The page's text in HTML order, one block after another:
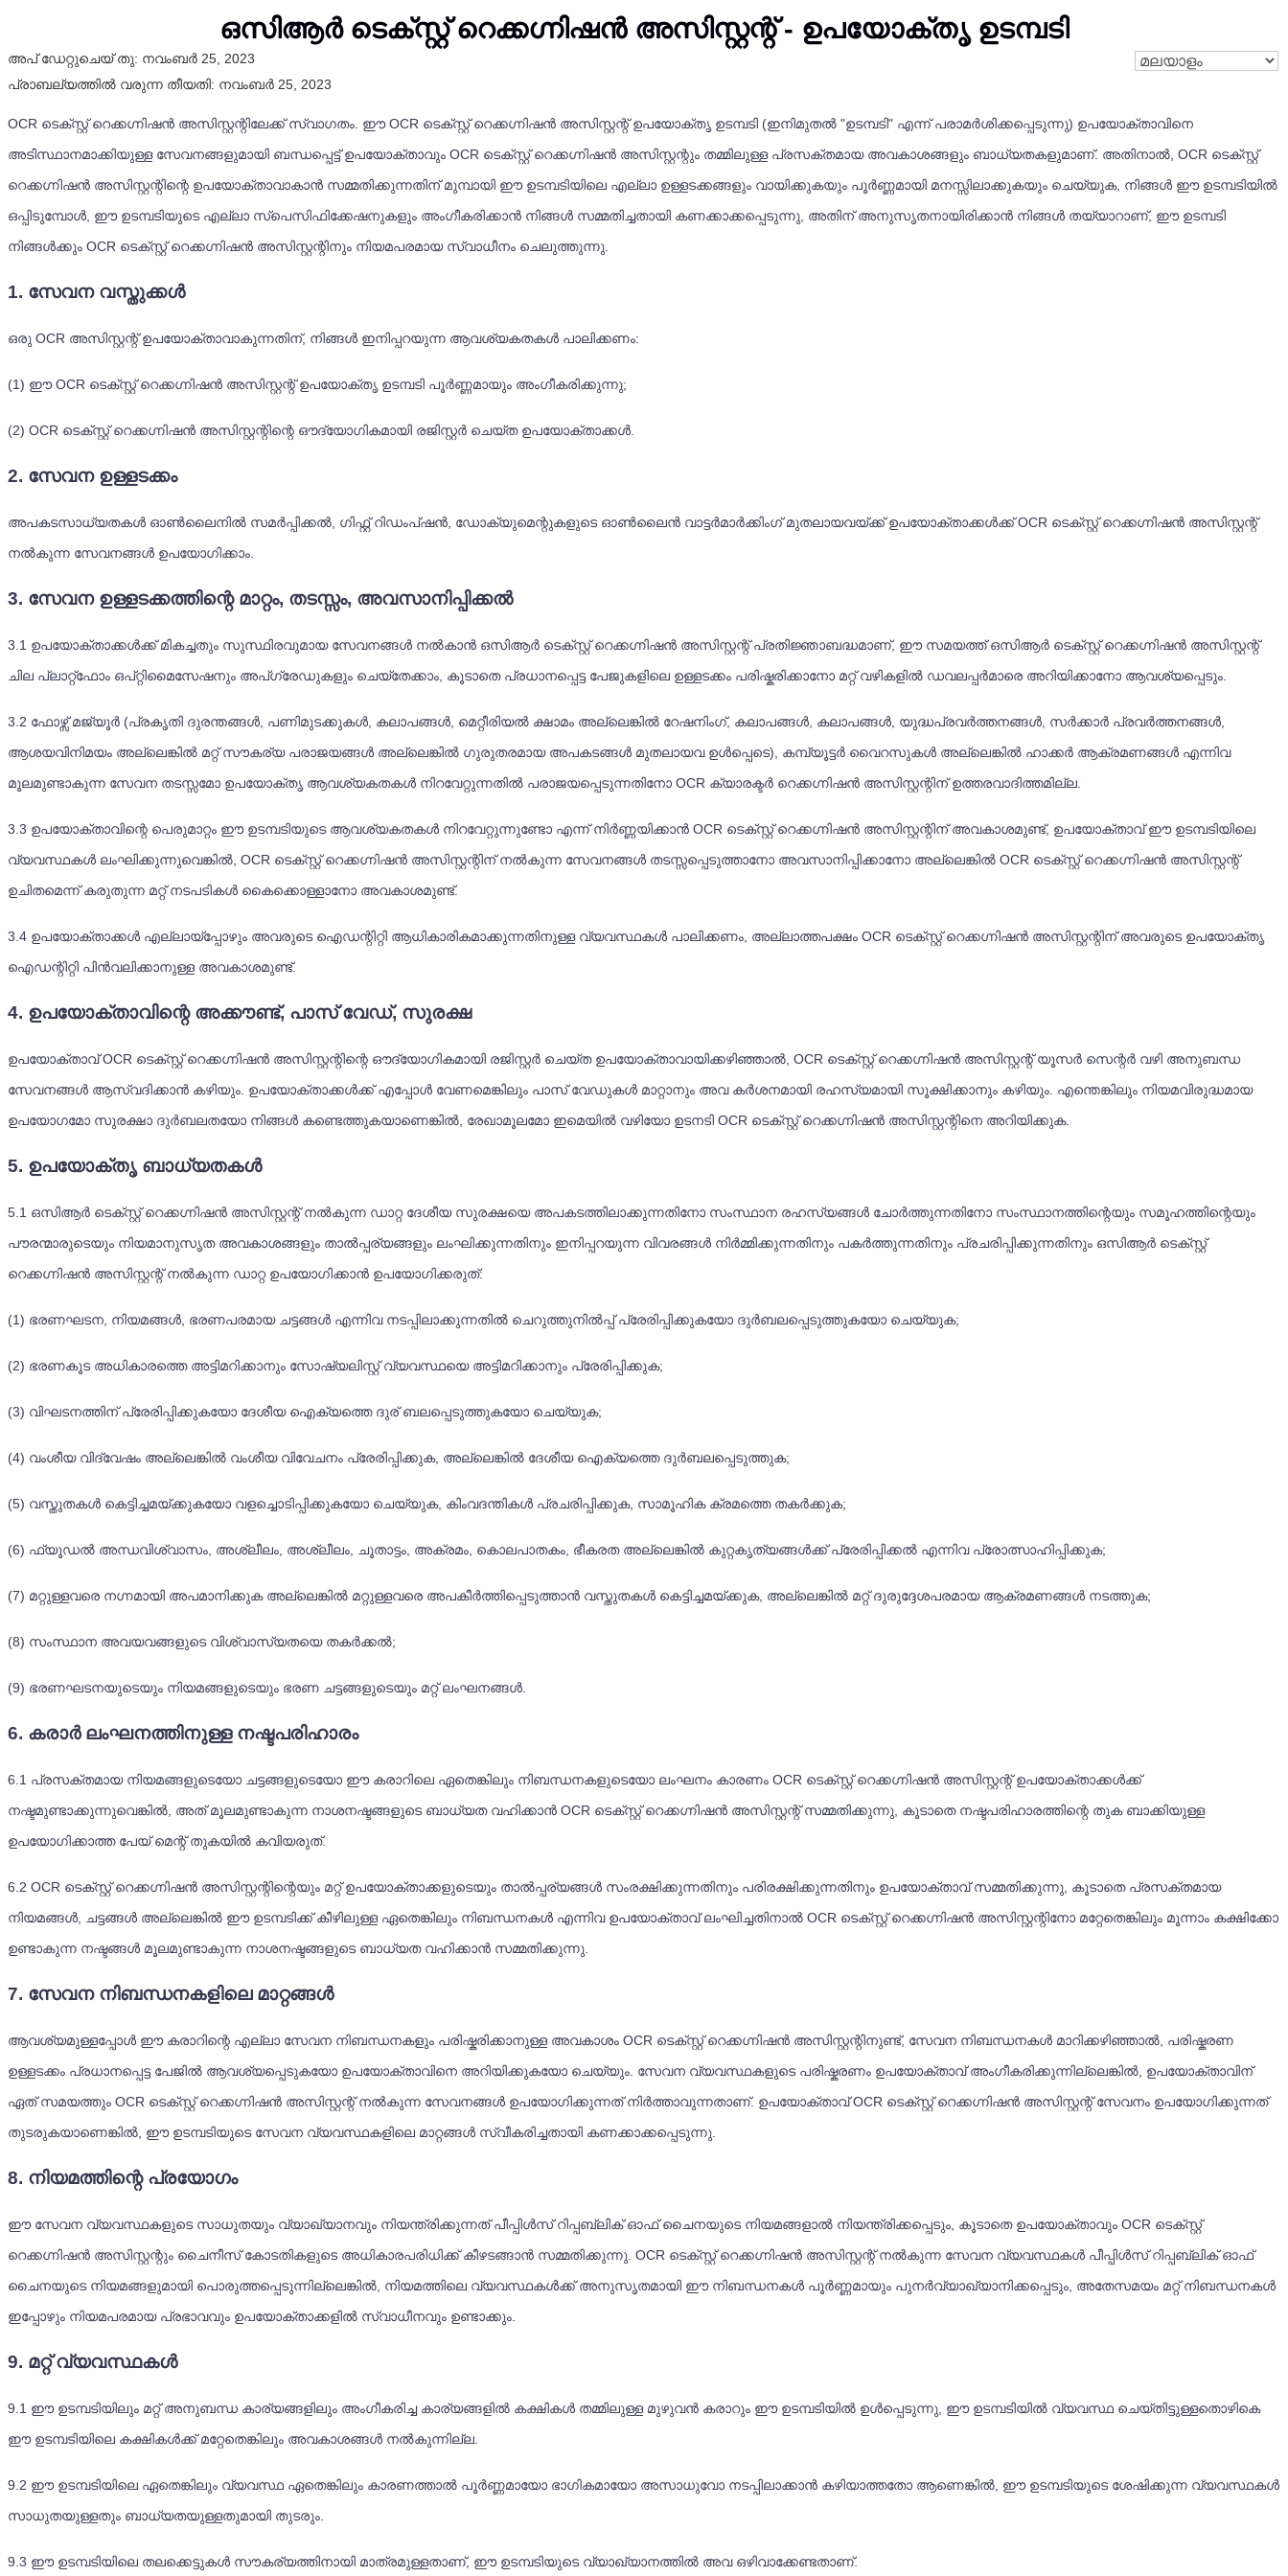
ഒസിആർ ടെക്സ്റ്റ് റെക്കഗ്നിഷൻ അസിസ്റ്റന്റ് - ഉപയോക്തൃ ഉടമ്പടി
അപ് ഡേറ്റുചെയ് തു: നവംബർ 25, 2023
പ്രാബല്യത്തിൽ വരുന്ന തീയതി: നവംബർ 25, 2023
OCR ടെക്സ്റ്റ് റെക്കഗ്നിഷൻ അസിസ്റ്റന്റിലേക്ക് സ്വാഗതം. ഈ OCR ടെക്സ്റ്റ് റെക്കഗ്നിഷൻ അസിസ്റ്റന്റ് ഉപയോക്തൃ ഉടമ്പടി (ഇനിമുതൽ "ഉടമ്പടി" എന്ന് പരാമർശിക്കപ്പെടുന്നു) ഉപയോക്താവിനെ
അടിസ്ഥാനമാക്കിയുള്ള സേവനങ്ങളുമായി ബന്ധപ്പെട്ട് ഉപയോക്താവും OCR ടെക്സ്റ്റ് റെക്കഗ്നിഷൻ അസിസ്റ്റന്റും തമ്മിലുള്ള പ്രസക്തമായ അവകാശങ്ങളും ബാധ്യതകളുമാണ്. അതിനാൽ, OCR ടെക്സ്റ്റ്
റെക്കഗ്നിഷൻ അസിസ്റ്റന്റിന്റെ ഉപയോക്താവാകാൻ സമ്മതിക്കുന്നതിന് മുമ്പായി ഈ ഉടമ്പടിയിലെ എല്ലാ ഉള്ളടക്കങ്ങളും വായിക്കുകയും പൂർണ്ണമായി മനസ്സിലാക്കുകയും ചെയ്യുക, നിങ്ങൾ ഈ ഉടമ്പടിയിൽ
ഒപ്പിടുമ്പോൾ, ഈ ഉടമ്പടിയുടെ എല്ലാ സ്പെസിഫിക്കേഷനുകളും അംഗീകരിക്കാൻ നിങ്ങൾ സമ്മതിച്ചതായി കണക്കാക്കപ്പെടുന്നു, അതിന് അനുസൃതനായിരിക്കാൻ നിങ്ങൾ തയ്യാറാണ്, ഈ ഉടമ്പടി
നിങ്ങൾക്കും OCR ടെക്സ്റ്റ് റെക്കഗ്നിഷൻ അസിസ്റ്റന്റിനും നിയമപരമായ സ്വാധീനം ചെലുത്തുന്നു.
1. സേവന വസ്തുക്കൾ
ഒരു OCR അസിസ്റ്റന്റ് ഉപയോക്താവാകുന്നതിന്, നിങ്ങൾ ഇനിപ്പറയുന്ന ആവശ്യകതകൾ പാലിക്കണം:
(1) ഈ OCR ടെക്സ്റ്റ് റെക്കഗ്നിഷൻ അസിസ്റ്റന്റ് ഉപയോക്തൃ ഉടമ്പടി പൂർണ്ണമായും അംഗീകരിക്കുന്നു;
(2) OCR ടെക്സ്റ്റ് റെക്കഗ്നിഷൻ അസിസ്റ്റന്റിന്റെ ഔദ്യോഗികമായി രജിസ്റ്റർ ചെയ്ത ഉപയോക്താക്കൾ.
2. സേവന ഉള്ളടക്കം
അപകടസാധ്യതകൾ ഓൺലൈനിൽ സമർപ്പിക്കൽ, ഗിഫ്റ്റ് റിഡംപ്ഷൻ, ഡോക്യുമെന്റുകളുടെ ഓൺലൈൻ വാട്ടർമാർക്കിംഗ് മുതലായവയ്ക്ക് ഉപയോക്താക്കൾക്ക് OCR ടെക്സ്റ്റ് റെക്കഗ്നിഷൻ അസിസ്റ്റന്റ്
നൽകുന്ന സേവനങ്ങൾ ഉപയോഗിക്കാം.
3. സേവന ഉള്ളടക്കത്തിന്റെ മാറ്റം, തടസ്സം, അവസാനിപ്പിക്കൽ
3.1 ഉപയോക്താക്കൾക്ക് മികച്ചതും സുസ്ഥിരവുമായ സേവനങ്ങൾ നൽകാൻ ഒസിആർ ടെക്സ്റ്റ് റെക്കഗ്നിഷൻ അസിസ്റ്റന്റ് പ്രതിജ്ഞാബദ്ധമാണ്, ഈ സമയത്ത് ഒസിആർ ടെക്സ്റ്റ് റെക്കഗ്നിഷൻ അസിസ്റ്റന്റ്
ചില പ്ലാറ്റ്ഫോം ഒപ്റ്റിമൈസേഷനും അപ്ഗ്രേഡുകളും ചെയ്തേക്കാം, കൂടാതെ പ്രധാനപ്പെട്ട പേജുകളിലെ ഉള്ളടക്കം പരിഷ്കരിക്കാനോ മറ്റ് വഴികളിൽ ഡവലപ്പർമാരെ അറിയിക്കാനോ ആവശ്യപ്പെടും.
3.2 ഫോഴ്സ് മജ്യൂർ (പ്രകൃതി ദുരന്തങ്ങൾ, പണിമുടക്കുകൾ, കലാപങ്ങൾ, മെറ്റീരിയൽ ക്ഷാമം അല്ലെങ്കിൽ റേഷനിംഗ്, കലാപങ്ങൾ, കലാപങ്ങൾ, യുദ്ധപ്രവർത്തനങ്ങൾ, സർക്കാർ പ്രവർത്തനങ്ങൾ,
ആശയവിനിമയം അല്ലെങ്കിൽ മറ്റ് സൗകര്യ പരാജയങ്ങൾ അല്ലെങ്കിൽ ഗുരുതരമായ അപകടങ്ങൾ മുതലായവ ഉൾപ്പെടെ), കമ്പ്യൂട്ടർ വൈറസുകൾ അല്ലെങ്കിൽ ഹാക്കർ ആക്രമണങ്ങൾ എന്നിവ
മൂലമുണ്ടാകുന്ന സേവന തടസ്സമോ ഉപയോക്തൃ ആവശ്യകതകൾ നിറവേറ്റുന്നതിൽ പരാജയപ്പെടുന്നതിനോ OCR ക്യാരക്ടർ റെക്കഗ്നിഷൻ അസിസ്റ്റന്റിന് ഉത്തരവാദിത്തമില്ല.
3.3 ഉപയോക്താവിന്റെ പെരുമാറ്റം ഈ ഉടമ്പടിയുടെ ആവശ്യകതകൾ നിറവേറ്റുന്നുണ്ടോ എന്ന് നിർണ്ണയിക്കാൻ OCR ടെക്സ്റ്റ് റെക്കഗ്നിഷൻ അസിസ്റ്റന്റിന് അവകാശമുണ്ട്, ഉപയോക്താവ് ഈ ഉടമ്പടിയിലെ
വ്യവസ്ഥകൾ ലംഘിക്കുന്നുവെങ്കിൽ, OCR ടെക്സ്റ്റ് റെക്കഗ്നിഷൻ അസിസ്റ്റന്റിന് നൽകുന്ന സേവനങ്ങൾ തടസ്സപ്പെടുത്താനോ അവസാനിപ്പിക്കാനോ അല്ലെങ്കിൽ OCR ടെക്സ്റ്റ് റെക്കഗ്നിഷൻ അസിസ്റ്റന്റ്
ഉചിതമെന്ന് കരുതുന്ന മറ്റ് നടപടികൾ കൈക്കൊള്ളാനോ അവകാശമുണ്ട്.
3.4 ഉപയോക്താക്കൾ എല്ലായ്പ്പോഴും അവരുടെ ഐഡന്റിറ്റി ആധികാരികമാക്കുന്നതിനുള്ള വ്യവസ്ഥകൾ പാലിക്കണം, അല്ലാത്തപക്ഷം OCR ടെക്സ്റ്റ് റെക്കഗ്നിഷൻ അസിസ്റ്റന്റിന് അവരുടെ ഉപയോക്തൃ
ഐഡന്റിറ്റി പിൻവലിക്കാനുള്ള അവകാശമുണ്ട്.
4. ഉപയോക്താവിന്റെ അക്കൗണ്ട്, പാസ് വേഡ്, സുരക്ഷ
ഉപയോക്താവ് OCR ടെക്സ്റ്റ് റെക്കഗ്നിഷൻ അസിസ്റ്റന്റിന്റെ ഔദ്യോഗികമായി രജിസ്റ്റർ ചെയ്ത ഉപയോക്താവായിക്കഴിഞ്ഞാൽ, OCR ടെക്സ്റ്റ് റെക്കഗ്നിഷൻ അസിസ്റ്റന്റ് യൂസർ സെന്റർ വഴി അനുബന്ധ
സേവനങ്ങൾ ആസ്വദിക്കാൻ കഴിയും. ഉപയോക്താക്കൾക്ക് എപ്പോൾ വേണമെങ്കിലും പാസ് വേഡുകൾ മാറ്റാനും അവ കർശനമായി രഹസ്യമായി സൂക്ഷിക്കാനും കഴിയും. എന്തെങ്കിലും നിയമവിരുദ്ധമായ
ഉപയോഗമോ സുരക്ഷാ ദുർബലതയോ നിങ്ങൾ കണ്ടെത്തുകയാണെങ്കിൽ, രേഖാമൂലമോ ഇമെയിൽ വഴിയോ ഉടനടി OCR ടെക്സ്റ്റ് റെക്കഗ്നിഷൻ അസിസ്റ്റന്റിനെ അറിയിക്കുക.
5. ഉപയോക്തൃ ബാധ്യതകൾ
5.1 ഒസിആർ ടെക്സ്റ്റ് റെക്കഗ്നിഷൻ അസിസ്റ്റന്റ് നൽകുന്ന ഡാറ്റ ദേശീയ സുരക്ഷയെ അപകടത്തിലാക്കുന്നതിനോ സംസ്ഥാന രഹസ്യങ്ങൾ ചോർത്തുന്നതിനോ സംസ്ഥാനത്തിന്റെയും സമൂഹത്തിന്റെയും
പൗരന്മാരുടെയും നിയമാനുസൃത അവകാശങ്ങളും താൽപ്പര്യങ്ങളും ലംഘിക്കുന്നതിനും ഇനിപ്പറയുന്ന വിവരങ്ങൾ നിർമ്മിക്കുന്നതിനും പകർത്തുന്നതിനും പ്രചരിപ്പിക്കുന്നതിനും ഒസിആർ ടെക്സ്റ്റ്
റെക്കഗ്നിഷൻ അസിസ്റ്റന്റ് നൽകുന്ന ഡാറ്റ ഉപയോഗിക്കാൻ ഉപയോഗിക്കരുത്:
(1) ഭരണഘടന, നിയമങ്ങൾ, ഭരണപരമായ ചട്ടങ്ങൾ എന്നിവ നടപ്പിലാക്കുന്നതിൽ ചെറുത്തുനിൽപ്പ് പ്രേരിപ്പിക്കുകയോ ദുർബലപ്പെടുത്തുകയോ ചെയ്യുക;
(2) ഭരണകൂട അധികാരത്തെ അട്ടിമറിക്കാനും സോഷ്യലിസ്റ്റ് വ്യവസ്ഥയെ അട്ടിമറിക്കാനും പ്രേരിപ്പിക്കുക;
(3) വിഘടനത്തിന് പ്രേരിപ്പിക്കുകയോ ദേശീയ ഐക്യത്തെ ദുര് ബലപ്പെടുത്തുകയോ ചെയ്യുക;
(4) വംശീയ വിദ്വേഷം അല്ലെങ്കിൽ വംശീയ വിവേചനം പ്രേരിപ്പിക്കുക, അല്ലെങ്കിൽ ദേശീയ ഐക്യത്തെ ദുർബലപ്പെടുത്തുക;
(5) വസ്തുതകൾ കെട്ടിച്ചമയ്ക്കുകയോ വളച്ചൊടിപ്പിക്കുകയോ ചെയ്യുക, കിംവദന്തികൾ പ്രചരിപ്പിക്കുക, സാമൂഹിക ക്രമത്തെ തകർക്കുക;
(6) ഫ്യൂഡൽ അന്ധവിശ്വാസം, അശ്ലീലം, അശ്ലീലം, ചൂതാട്ടം, അക്രമം, കൊലപാതകം, ഭീകരത അല്ലെങ്കിൽ കുറ്റകൃത്യങ്ങൾക്ക് പ്രേരിപ്പിക്കൽ എന്നിവ പ്രോത്സാഹിപ്പിക്കുക;
(7) മറ്റുള്ളവരെ നഗ്നമായി അപമാനിക്കുക അല്ലെങ്കിൽ മറ്റുള്ളവരെ അപകീർത്തിപ്പെടുത്താൻ വസ്തുതകൾ കെട്ടിച്ചമയ്ക്കുക, അല്ലെങ്കിൽ മറ്റ് ദുരുദ്ദേശപരമായ ആക്രമണങ്ങൾ നടത്തുക;
(8) സംസ്ഥാന അവയവങ്ങളുടെ വിശ്വാസ്യതയെ തകർക്കൽ;
(9) ഭരണഘടനയുടെയും നിയമങ്ങളുടെയും ഭരണ ചട്ടങ്ങളുടെയും മറ്റ് ലംഘനങ്ങൾ.
6. കരാർ ലംഘനത്തിനുള്ള നഷ്ടപരിഹാരം
6.1 പ്രസക്തമായ നിയമങ്ങളുടെയോ ചട്ടങ്ങളുടെയോ ഈ കരാറിലെ ഏതെങ്കിലും നിബന്ധനകളുടെയോ ലംഘനം കാരണം OCR ടെക്സ്റ്റ് റെക്കഗ്നിഷൻ അസിസ്റ്റന്റ് ഉപയോക്താക്കൾക്ക്
നഷ്ടമുണ്ടാക്കുന്നുവെങ്കിൽ, അത് മൂലമുണ്ടാകുന്ന നാശനഷ്ടങ്ങളുടെ ബാധ്യത വഹിക്കാൻ OCR ടെക്സ്റ്റ് റെക്കഗ്നിഷൻ അസിസ്റ്റന്റ് സമ്മതിക്കുന്നു, കൂടാതെ നഷ്ടപരിഹാരത്തിന്റെ തുക ബാക്കിയുള്ള
ഉപയോഗിക്കാത്ത പേയ് മെന്റ് തുകയിൽ കവിയരുത്.
6.2 OCR ടെക്സ്റ്റ് റെക്കഗ്നിഷൻ അസിസ്റ്റന്റിന്റെയും മറ്റ് ഉപയോക്താക്കളുടെയും താൽപ്പര്യങ്ങൾ സംരക്ഷിക്കുന്നതിനും പരിരക്ഷിക്കുന്നതിനും ഉപയോക്താവ് സമ്മതിക്കുന്നു, കൂടാതെ പ്രസക്തമായ
നിയമങ്ങൾ, ചട്ടങ്ങൾ അല്ലെങ്കിൽ ഈ ഉടമ്പടിക്ക് കീഴിലുള്ള ഏതെങ്കിലും നിബന്ധനകൾ എന്നിവ ഉപയോക്താവ് ലംഘിച്ചതിനാൽ OCR ടെക്സ്റ്റ് റെക്കഗ്നിഷൻ അസിസ്റ്റന്റിനോ മറ്റേതെങ്കിലും മൂന്നാം കക്ഷിക്കോ
ഉണ്ടാകുന്ന നഷ്ടങ്ങൾ മൂലമുണ്ടാകുന്ന നാശനഷ്ടങ്ങളുടെ ബാധ്യത വഹിക്കാൻ സമ്മതിക്കുന്നു.
7. സേവന നിബന്ധനകളിലെ മാറ്റങ്ങൾ
ആവശ്യമുള്ളപ്പോൾ ഈ കരാറിന്റെ എല്ലാ സേവന നിബന്ധനകളും പരിഷ്കരിക്കാനുള്ള അവകാശം OCR ടെക്സ്റ്റ് റെക്കഗ്നിഷൻ അസിസ്റ്റന്റിനുണ്ട്, സേവന നിബന്ധനകൾ മാറിക്കഴിഞ്ഞാൽ, പരിഷ്കരണ
ഉള്ളടക്കം പ്രധാനപ്പെട്ട പേജിൽ ആവശ്യപ്പെടുകയോ ഉപയോക്താവിനെ അറിയിക്കുകയോ ചെയ്യും. സേവന വ്യവസ്ഥകളുടെ പരിഷ്കരണം ഉപയോക്താവ് അംഗീകരിക്കുന്നില്ലെങ്കിൽ, ഉപയോക്താവിന്
ഏത് സമയത്തും OCR ടെക്സ്റ്റ് റെക്കഗ്നിഷൻ അസിസ്റ്റന്റ് നൽകുന്ന സേവനങ്ങൾ ഉപയോഗിക്കുന്നത് നിർത്താവുന്നതാണ്. ഉപയോക്താവ് OCR ടെക്സ്റ്റ് റെക്കഗ്നിഷൻ അസിസ്റ്റന്റ് സേവനം ഉപയോഗിക്കുന്നത്
തുടരുകയാണെങ്കിൽ, ഈ ഉടമ്പടിയുടെ സേവന വ്യവസ്ഥകളിലെ മാറ്റങ്ങൾ സ്വീകരിച്ചതായി കണക്കാക്കപ്പെടുന്നു.
8. നിയമത്തിന്റെ പ്രയോഗം
ഈ സേവന വ്യവസ്ഥകളുടെ സാധുതയും വ്യാഖ്യാനവും നിയന്ത്രിക്കുന്നത് പീപ്പിൾസ് റിപ്പബ്ലിക് ഓഫ് ചൈനയുടെ നിയമങ്ങളാൽ നിയന്ത്രിക്കപ്പെടും, കൂടാതെ ഉപയോക്താവും OCR ടെക്സ്റ്റ്
റെക്കഗ്നിഷൻ അസിസ്റ്റന്റും ചൈനീസ് കോടതികളുടെ അധികാരപരിധിക്ക് കീഴടങ്ങാൻ സമ്മതിക്കുന്നു. OCR ടെക്സ്റ്റ് റെക്കഗ്നിഷൻ അസിസ്റ്റന്റ് നൽകുന്ന സേവന വ്യവസ്ഥകൾ പീപ്പിൾസ് റിപ്പബ്ലിക് ഓഫ്
ചൈനയുടെ നിയമങ്ങളുമായി പൊരുത്തപ്പെടുന്നില്ലെങ്കിൽ, നിയമത്തിലെ വ്യവസ്ഥകൾക്ക് അനുസൃതമായി ഈ നിബന്ധനകൾ പൂർണ്ണമായും പുനർവ്യാഖ്യാനിക്കപ്പെടും, അതേസമയം മറ്റ് നിബന്ധനകൾ
ഇപ്പോഴും നിയമപരമായ പ്രഭാവവും ഉപയോക്താക്കളിൽ സ്വാധീനവും ഉണ്ടാക്കും.
9. മറ്റ് വ്യവസ്ഥകൾ
9.1 ഈ ഉടമ്പടിയിലും മറ്റ് അനുബന്ധ കാര്യങ്ങളിലും അംഗീകരിച്ച കാര്യങ്ങളിൽ കക്ഷികൾ തമ്മിലുള്ള മുഴുവൻ കരാറും ഈ ഉടമ്പടിയിൽ ഉൾപ്പെടുന്നു, ഈ ഉടമ്പടിയിൽ വ്യവസ്ഥ ചെയ്തിട്ടുള്ളതൊഴികെ
ഈ ഉടമ്പടിയിലെ കക്ഷികൾക്ക് മറ്റേതെങ്കിലും അവകാശങ്ങൾ നൽകുന്നില്ല.
9.2 ഈ ഉടമ്പടിയിലെ ഏതെങ്കിലും വ്യവസ്ഥ ഏതെങ്കിലും കാരണത്താൽ പൂർണ്ണമായോ ഭാഗികമായോ അസാധുവോ നടപ്പിലാക്കാൻ കഴിയാത്തതോ ആണെങ്കിൽ, ഈ ഉടമ്പടിയുടെ ശേഷിക്കുന്ന വ്യവസ്ഥകൾ
സാധുതയുള്ളതും ബാധ്യതയുള്ളതുമായി തുടരും.
9.3 ഈ ഉടമ്പടിയിലെ തലക്കെട്ടുകൾ സൗകര്യത്തിനായി മാത്രമുള്ളതാണ്, ഈ ഉടമ്പടിയുടെ വ്യാഖ്യാനത്തിൽ അവ ഒഴിവാക്കേണ്ടതാണ്.